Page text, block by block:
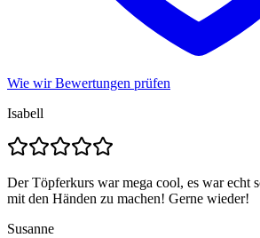
Wie wir Bewertungen prüfen
Isabell
Der Töpferkurs war mega cool, es war echt
mit den Händen zu machen! Gerne wieder!
Susanne